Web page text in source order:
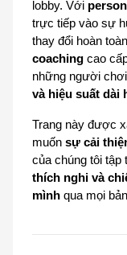
lobby. Với
trực tiếp vào sự
thay đổi hoàn
coaching cao
những người
và hiệu suất dài
Trang này được
muốn sự cải
của chúng tôi tập
thích nghi và
mình qua mọi